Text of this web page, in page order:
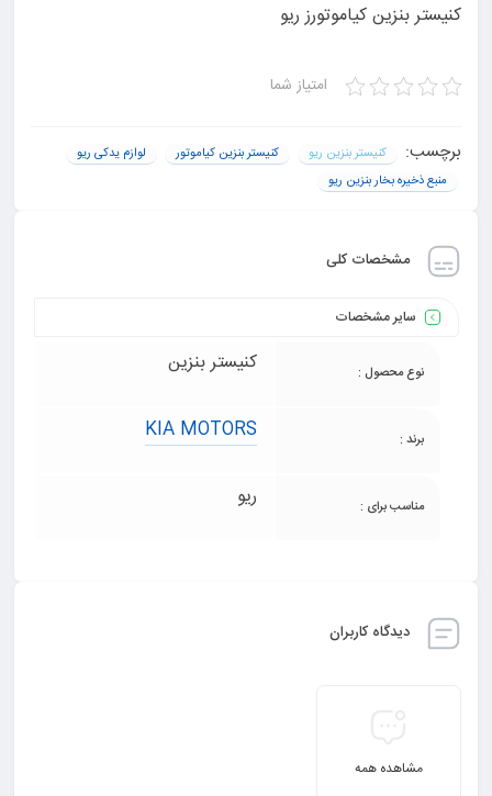
کنیستر بنزین کیاموتورز ریو
امتیاز شما
برچسب: کنیستر بنزین ریو کنیستر بنزین کیاموتور
لوازم یدکی ریو
منبع ذخیره بخار بنزین ریو
مشخصات کلی
سایر مشخصات
نوع محصول : کنیستر بنزین
برند : KIA MOTORS
مناسب برای : ریو
دیدگاه کاربران
مشاهده همه